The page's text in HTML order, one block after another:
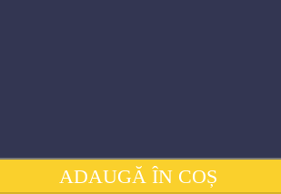
pentru figurine, diorame si piese printate 3D
ADAUGĂ ÎN COȘ